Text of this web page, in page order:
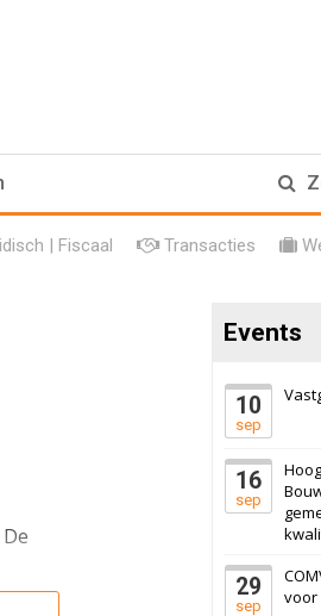
| Fiscaal Transacties
Events
10
sep
16
sep
29
sep
voor
17 september